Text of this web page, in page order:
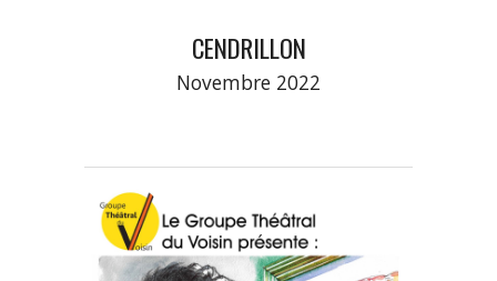
CENDRILLON
Novembre 2022